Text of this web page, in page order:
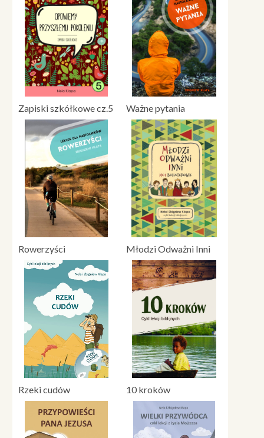
Zapiski szkółkowe cz.5 Ważne pytania
Rowerzyści Młodzi Odważni Inni
Rzeki cudów 10 kroków